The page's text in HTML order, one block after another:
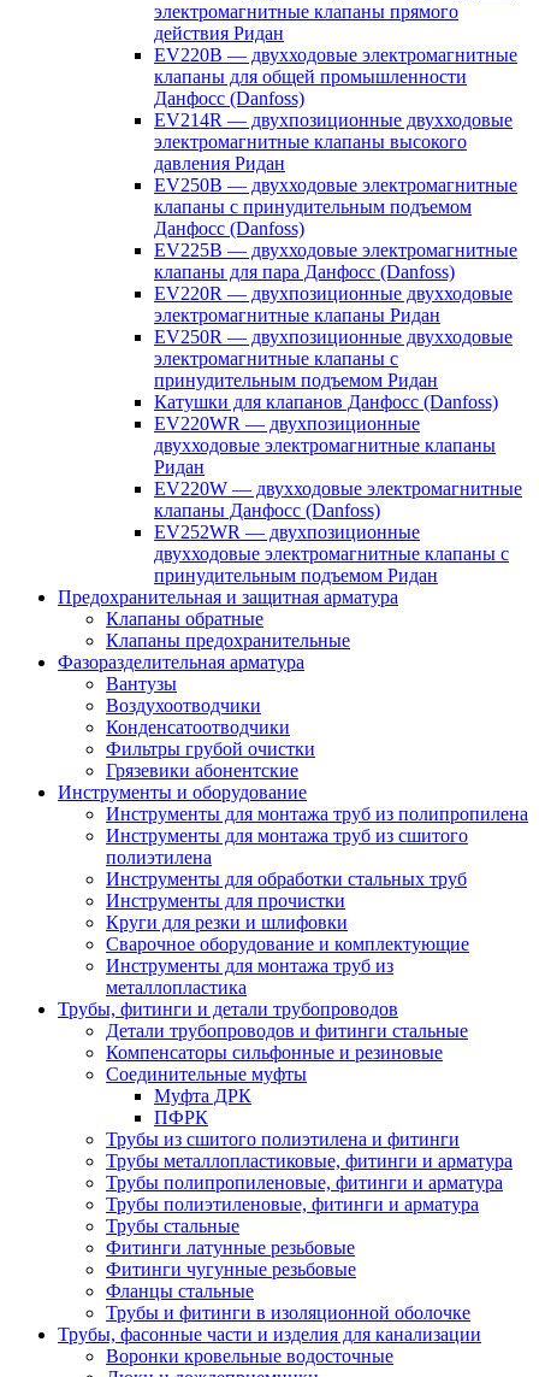
электромагнитные клапаны прямого
действия Ридан
EV220B — двухходовые электромагнитные
клапаны для общей промышленности
Данфосс (Danfoss)
EV214R — двухпозиционные двухходовые
электромагнитные клапаны высокого
давления Ридан
EV250B — двухходовые электромагнитные
клапаны с принудительным подъемом
Данфосс (Danfoss)
EV225B — двухходовые электромагнитные
клапаны для пара Данфосс (Danfoss)
EV220R — двухпозиционные двухходовые
электромагнитные клапаны Ридан
EV250R — двухпозиционные двухходовые
электромагнитные клапаны с
принудительным подъемом Ридан
Катушки для клапанов Данфосс (Danfoss)
EV220WR — двухпозиционные
двухходовые электромагнитные клапаны
Ридан
EV220W — двухходовые электромагнитные
клапаны Данфосс (Danfoss)
EV252WR — двухпозиционные
двухходовые электромагнитные клапаны с
принудительным подъемом Ридан
Предохранительная и защитная арматура
Клапаны обратные
Клапаны предохранительные
Фазоразделительная арматура
Вантузы
Воздухоотводчики
Конденсатоотводчики
Фильтры грубой очистки
Грязевики абонентские
Инструменты и оборудование
Инструменты для монтажа труб из полипропилена
Инструменты для монтажа труб из сшитого
полиэтилена
Инструменты для обработки стальных труб
Инструменты для прочистки
Круги для резки и шлифовки
Сварочное оборудование и комплектующие
Инструменты для монтажа труб из
металлопластика
Трубы, фитинги и детали трубопроводов
Детали трубопроводов и фитинги стальные
Компенсаторы сильфонные и резиновые
Соединительные муфты
Муфта ДРК
ПФРК
Трубы из сшитого полиэтилена и фитинги
Трубы металлопластиковые, фитинги и арматура
Трубы полипропиленовые, фитинги и арматура
Трубы полиэтиленовые, фитинги и арматура
Трубы стальные
Фитинги латунные резьбовые
Фитинги чугунные резьбовые
Фланцы стальные
Трубы и фитинги в изоляционной оболочке
Трубы, фасонные части и изделия для канализации
Воронки кровельные водосточные